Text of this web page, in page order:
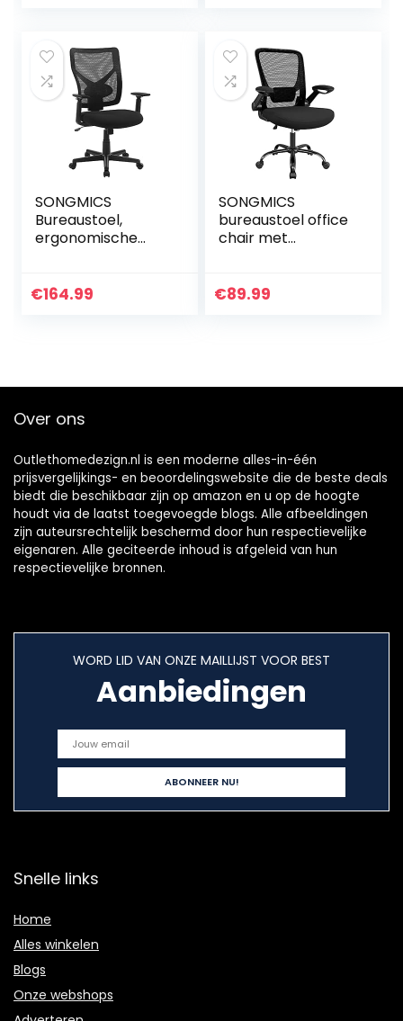
armleuningen…
SONGMICS
Bureaustoel,
ergonomische
kantelmechanism
€164.99
SONGMICS
bureaustoel office
chair met
ergonomische
€89.99
Over ons
Outlethomedezign.nl is een moderne alles-in-één
prijsvergelijkings- en beoordelingswebsite die de beste deals
biedt die beschikbaar zijn op amazon en u op de hoogte
houdt via de laatst toegevoegde blogs. Alle afbeeldingen
zijn auteursrechtelijk beschermd door hun respectievelijke
eigenaren. Alle geciteerde inhoud is afgeleid van hun
respectievelijke bronnen.
WORD LID VAN ONZE MAILLIJST VOOR BEST
Aanbiedingen
Snelle links
Home
Alles winkelen
Blogs
Onze webshops